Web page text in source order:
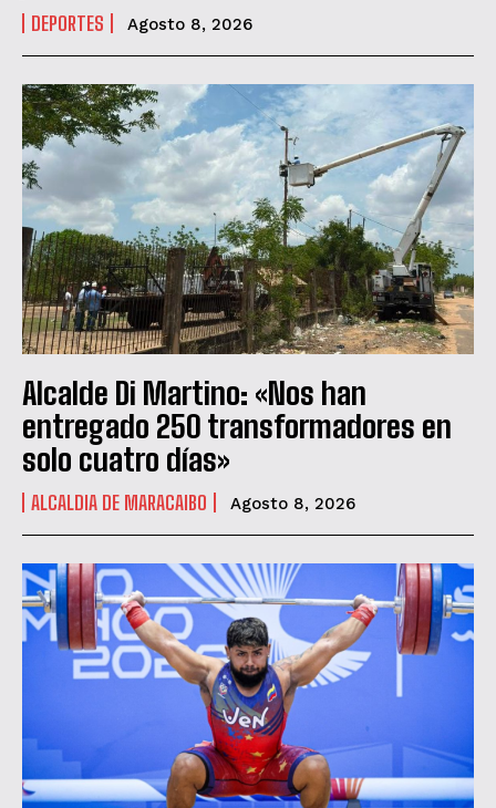
QUIERO SUSCRIBIRME
He leído y acepto lasPolítica de privacidad.
DEPORTES Agosto 8, 2026
Alcalde Di Martino: «Nos han
entregado 250 transformadores en
solo cuatro días»
ALCALDIA DE MARACAIBO Agosto 8, 2026